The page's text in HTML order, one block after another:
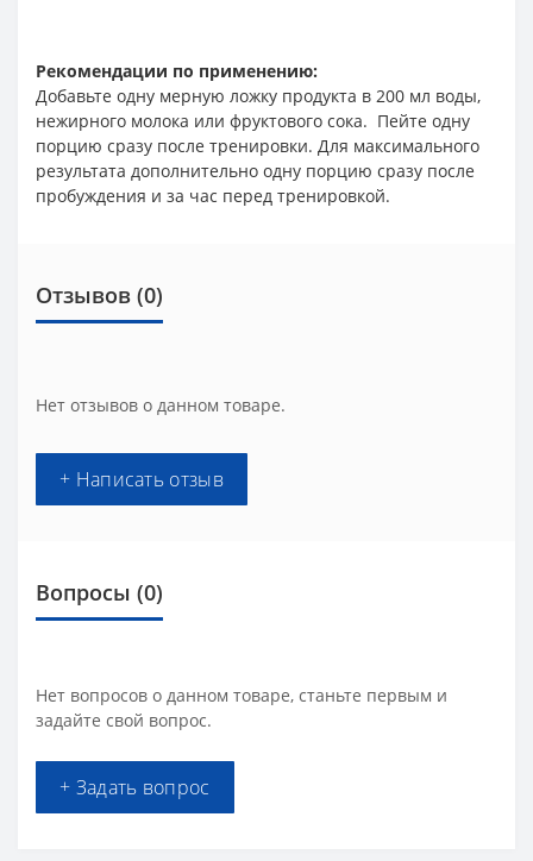
Рекомендации по применению:
Добавьте одну мерную ложку продукта в 200 мл воды,
нежирного молока или фруктового сока. Пейте одну
порцию сразу после тренировки. Для максимального
результата дополнительно одну порцию сразу после
пробуждения и за час перед тренировкой.
Отзывов (0)
Нет отзывов о данном товаре.
+ Написать отзыв
Вопросы (0)
Нет вопросов о данном товаре, станьте первым и
задайте свой вопрос.
+ Задать вопрос